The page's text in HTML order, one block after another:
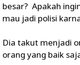
besar? Apakah
mau jadi polisi
Dia takut menjadi
orang yang baik